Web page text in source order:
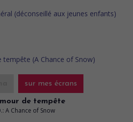
sur mes écrans
de tempête
A Chance of Snow